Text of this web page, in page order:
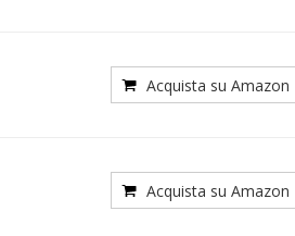
Acquista su Amazon
Acquista su Amazon